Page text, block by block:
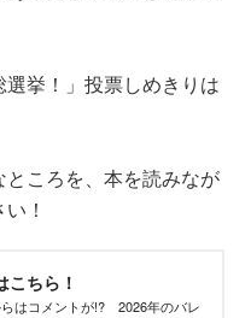
選挙！」投票しめきりは
ころを、本を読みなが
！
こちら！
らはコメントが!? 2026年のバレ